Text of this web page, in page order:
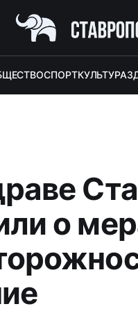
СПОРТКУЛЬТУРА
о